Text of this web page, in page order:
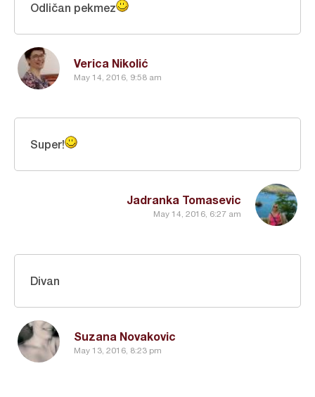
Verica Nikolić
May 14, 2016, 9:58 am
Odličan pekmez
Jadranka Tomasevic
May 14, 2016, 6:27 am
Super!
Suzana Novakovic
May 13, 2016, 8:23 pm
Divan